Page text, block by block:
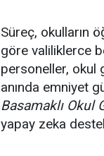
Süreç, okulların
göre valiliklerce
personeller, okul
anında emniyet
Basamaklı Okul
yapay zeka